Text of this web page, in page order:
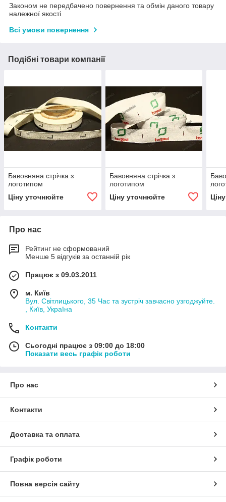
Законом не передбачено повернення та обмін даного товару
належної якості
Всі умови повернення
Подібні товари компанії
Бавовняна стрічка з
логотипом
Ціну уточнюйте
Бавовняна стрічка з
логотипом
Ціну уточнюйте
Про нас
Рейтинг не сформований
Менше 5 відгуків за останній рік
Працює з 09.03.2011
м. Київ
Вул. Світлицького, 35 Час та зустріч завчасно узгоджуйте.
, Київ, Україна
Контакти
Сьогодні працює з 09:00 до 18:00
Показати весь графік роботи
Про нас
Контакти
Доставка та оплата
Графік роботи
Повна версія сайту